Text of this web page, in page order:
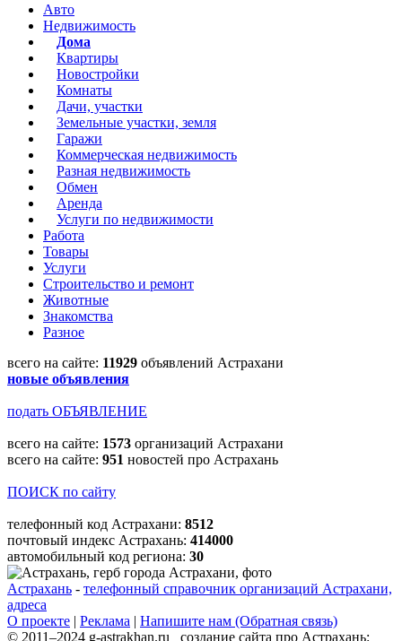
Авто
Недвижимость
Дома
Квартиры
Новостройки
Комнаты
Дачи, участки
Земельные участки, земля
Гаражи
Коммерческая недвижимость
Разная недвижимость
Обмен
Аренда
Услуги по недвижимости
Работа
Товары
Услуги
Строительство и ремонт
Животные
Знакомства
Разное
всего на сайте: 11929 объявлений Астрахани
новые объявления
подать ОБЪЯВЛЕНИЕ
всего на сайте: 1573 организаций Астрахани
всего на сайте: 951 новостей про Астрахань
ПОИСК по сайту
телефонный код Астрахани: 8512
почтовый индекс Астрахань: 414000
автомобильный код региона: 30
Астрахань - телефонный справочник организаций Астрахани,
адреса
О проекте | Реклама | Напишите нам (Обратная связь)
© 2011–2024 g-astrakhan.ru создание сайта про Астрахань: